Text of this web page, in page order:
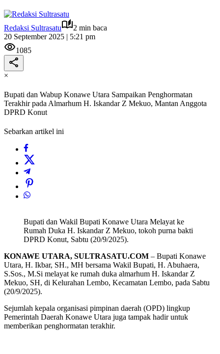
Redaksi Sultrasatu
2 min baca
20 September 2025 | 5:21 pm
1085
×
Bupati dan Wabup Konawe Utara Sampaikan Penghormatan
Terakhir pada Almarhum H. Iskandar Z Mekuo, Mantan Anggota
DPRD Konut
Sebarkan artikel ini
Bupati dan Wakil Bupati Konawe Utara Melayat ke
Rumah Duka H. Iskandar Z Mekuo, tokoh purna bakti
DPRD Konut, Sabtu (20/9/2025).
KONAWE UTARA, SULTRASATU.COM – Bupati Konawe
Utara, H. Ikbar, SH., MH bersama Wakil Bupati, H. Abuhaera,
S.Sos., M.Si melayat ke rumah duka almarhum H. Iskandar Z
Mekuo, SH, di Kelurahan Lembo, Kecamatan Lembo, pada Sabtu
(20/9/2025).
Sejumlah kepala organisasi pimpinan daerah (OPD) lingkup
Pemerintah Daerah Konawe Utara juga tampak hadir untuk
memberikan penghormatan terakhir.